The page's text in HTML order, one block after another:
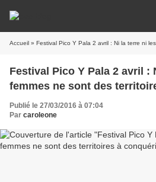
Accueil » Festival Pico Y Pala 2 avril : Ni la terre ni les
Festival Pico Y Pala 2 avril :
femmes ne sont des
Publié le 27/03/2016 à 07:04
Par caroleone